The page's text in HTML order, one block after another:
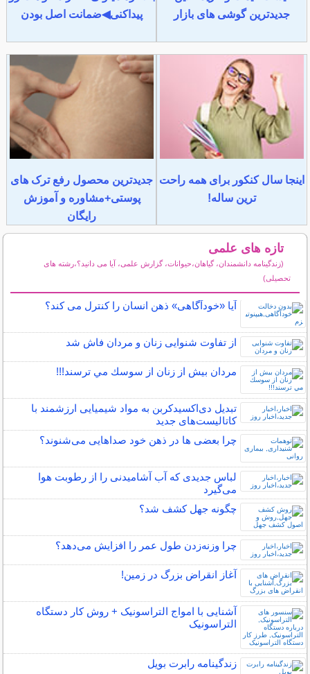
جدیدترین گوشی های بازار
پیداکنی◀ضمانت اصل بودن
اینجا سال کنکور برای همه راحت
ترین ساله!
جدیدترین محصول رفع ترک های
پوستی+مشاوره و آموزش
رایگان
تازه های علمی
(زندگینامه دانشمندان، گیاهان،حیوانات، گزارش علمی، آیا می دانید؟،رشته های
تحصیلی)
آیا «خودآگاهی» ذهن انسان را کنترل می کند؟
از تفاوت شنوایی زنان و مردان فاش شد
مردان بيش از زنان از سوسك مي ترسند!!!
تبدیل دی‌اکسیدکربن به مواد شیمیایی ارزشمند با
کاتالیست‌های جدید
چرا بعضی ها در ذهن خود صداهایی می‌شنوند؟
لباس جدیدی که آب آشامیدنی را از رطوبت هوا
می‌گیرد
چگونه جهل کشف شد؟
چرا وزنه‌زدن طول عمر را افزایش می‌دهد؟
آغاز انقراض بزرگ در زمین!
آشنایی با امواج التراسونیک + روش کار دستگاه
التراسونیک
زندگینامه رابرت بویل